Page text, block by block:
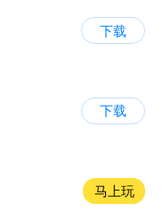
下载
下载
马上玩